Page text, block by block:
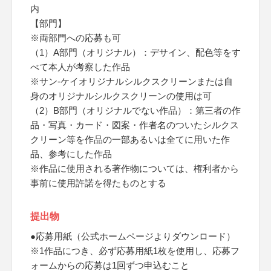
内
【部門】
※両部門への応募も可
（1）A部門（オリジナル）：デサイン、配色等をす
べて本人が考察した作品
※サン-ケイオリジナルシルクスクリーンまたは自
身のオリジナルシルクスクリーンの使用は可
（2）B部門（オリジナルでない作品）：第三者の作
品・写真・カード・図案・作者名のついたシルクス
クリーン等を作品の一部あるいは全てに用いた作
品、参考にした作品
※作品に使用される著作物については、権利者から
事前に使用許諾を得たものとする
提出物
●応募用紙（公式ホームページよりダウンロード）
※1作品につき、必ず応募用紙1枚を使用し、応募フ
ォームからの応募は1回ずつ申込むこと